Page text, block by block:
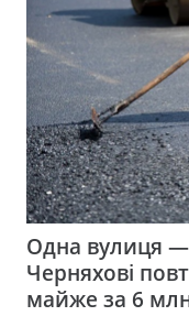
Одна вулиця —
Черняхові
майже за 6